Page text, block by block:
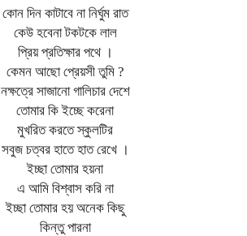
কোন দিন কাটাবে না নির্ঘুম রাত
কেউ হবেনা টকটকে লাল
প্রিয় প্রতিক্ষার পথে ।
কেমন আছো প্রেয়সী তুমি ?
নক্ষত্রে সাজানো গালিচার দেশে
তোমার কি ইচ্ছে করেনা
মুখরিত করতে স্কুলটির
সবুজ চত্বর হাতে হাত রেখে ।
ইচ্ছা তোমার হয়না
এ আমি বিশ্বাস করি না
ইচ্ছা তোমার হয় অনেক কিছু
কিন্তু পারনা